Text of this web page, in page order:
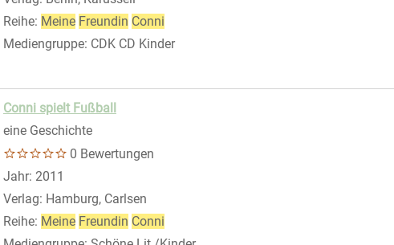
Reihe: Meine Freundin Conni
Mediengruppe: CDK CD Kinder
Conni spielt Fußball
eine Geschichte
0 Bewertungen
Suche nach diesem Verfasser
Jahr: 2011
Verlag: Hamburg, Carlsen
Reihe: Meine Freundin Conni